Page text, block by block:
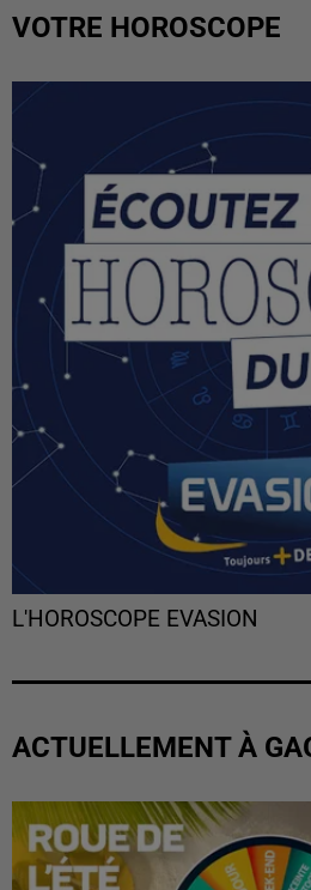
VOTRE HOROSCOPE
L'HOROSCOPE EVASION
ACTUELLEMENT À